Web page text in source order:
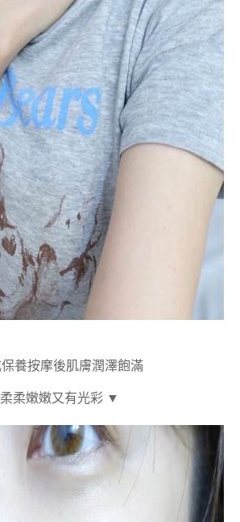
養按摩後肌膚潤澤飽滿
柔柔嫩嫩又有光彩 ▼